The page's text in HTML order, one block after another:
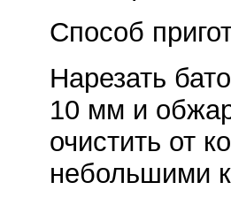
Способ
Нарезать
10 мм и
очистить от
небольшими